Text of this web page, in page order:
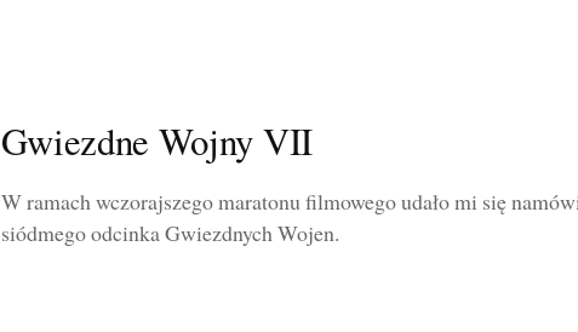
Gwiezdne Wojny VII
W ramach wczorajszego maratonu filmowego udało mi się
siódmego odcinka Gwiezdnych Wojen.